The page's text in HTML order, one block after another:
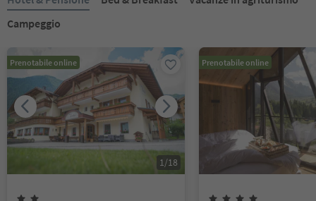
Campeggio
Prenotabile online
1/18
Prenotabile online